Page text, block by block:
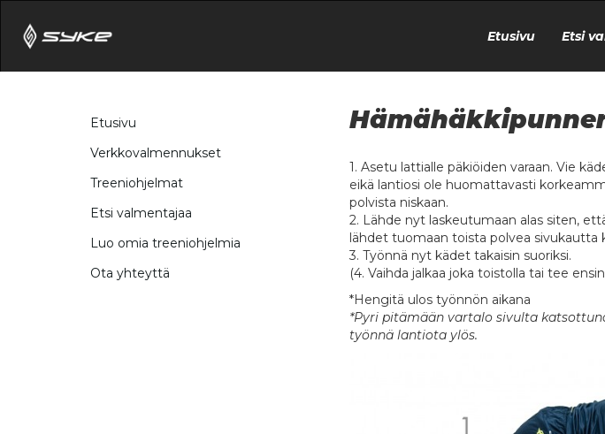
Etusivu Etsi
Etusivu
Verkkovalmennukset
Treeniohjelmat
Etsi valmentajaa
Luo omia treeniohjelmia
Ota yhteyttä
1. Asetu lattialle päkiöiden varaan. Vie
eikä lantiosi ole huomattavasti
polvista niskaan.
2. Lähde nyt laskeutumaan alas siten,
lähdet tuomaan toista polvea sivukautta
3. Työnnä nyt kädet takaisin suoriksi.
(4. Vaihda jalkaa joka toistolla tai tee
*Hengitä ulos työnnön aikana
*Pyri pitämään vartalo sivulta
työnnä lantiota ylös.